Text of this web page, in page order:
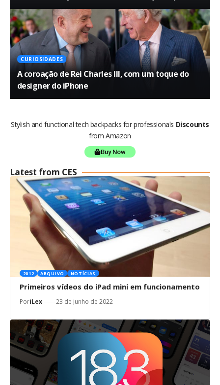
CURIOSIDADES
A coroação de Rei Charles III, com um toque do
designer do iPhone
Stylish and functional tech backpacks for professionals Discounts
from Amazon
Buy Now
Latest from CES
2012 ARQUIVO NOTÍCIAS
Primeiros vídeos do iPad mini em funcionamento
PoriLex 23 de junho de 2022